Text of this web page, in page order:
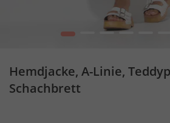
1
Hemdjacke, A-Linie,
Schachbrett